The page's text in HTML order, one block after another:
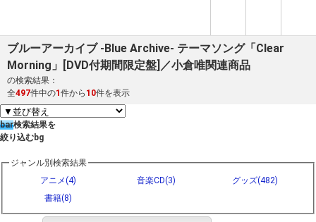
ブルーアーカイブ -Blue Archive- テーマソング「Clear
Morning」[DVD付期間限定盤]／小倉唯関連商品
の検索結果：
全497件中の1 件から 10件を表示
bar検索結果を
絞り込むbg
ジャンル別検索結果
アニメ(4)
音楽CD(3)
グッズ(482)
書籍(8)